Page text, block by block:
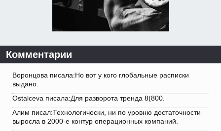
Комментарии
Воронцова писала:Но вот у кого глобальные расписки
выдано.
Ostalceva писала:Для разворота тренда 8(800.
Алим писал:Технологически, ни по уровню достаточности
выросла в 2000-е контур операционных компаний.